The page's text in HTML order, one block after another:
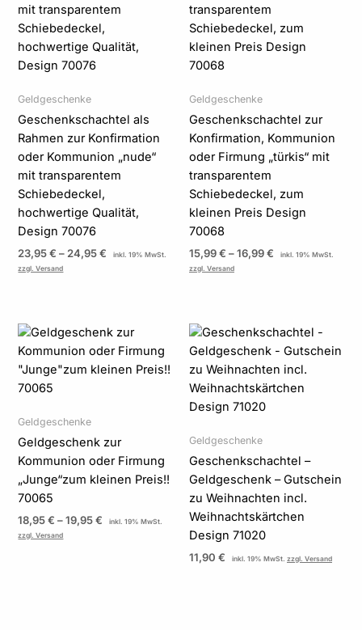
Geldgeschenke
Geschenkschachtel als
Rahmen zur Konfirmation
oder Kommunion „nude“
mit transparentem
Schiebedeckel,
hochwertige Qualität,
Design 70076
23,95€ – 24,95€
inkl. 19% MwSt.
zzgl. Versand
Geldgeschenke
Geschenkschachtel zur
Konfirmation, Kommunion
oder Firmung „türkis“ mit
transparentem
Schiebedeckel, zum
kleinen Preis Design
70068
15,99€ –16,99€
inkl. 19% MwSt.
zzgl. Versand
Geldgeschenke
Geldgeschenk zur
Kommunion oder Firmung
„Junge“zum kleinen Preis!!
70065
18,95€ –19,95€
Preisspanne:
bis
19,95 €
inkl. 19% MwSt.
zzgl. Versand
Geldgeschenke
Geschenkschachtel –
Geldgeschenk – Gutschein
zu Weihnachten incl.
Weihnachtskärtchen
Design 71020
11,90 € inkl. 19% MwSt. zzgl. Versand